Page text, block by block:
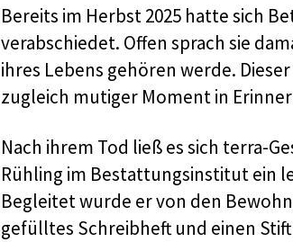
Bereits im Herbst 2025 hatte sich
verabschiedet. Offen sprach sie
ihres Lebens gehören werde.
zugleich mutiger Moment in
Nach ihrem Tod ließ es sich terra-
Rühling im Bestattungsinstitut ein
Begleitet wurde er von den
gefülltes Schreibheft und einen